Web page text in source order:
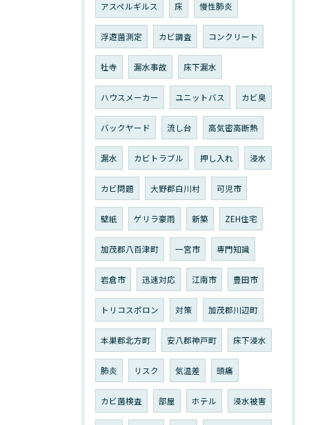
アスペルギルス 床 慢性肺炎
浮遊菌測定 カビ調査 コンクリート
社寺 漏水事故 床下漏水
ハウスメーカー ユニットバス カビ臭
バックヤード 流し台 高気密高断熱
漏水 カビトラブル 押し入れ 浸水
カビ問題 大野郡白川村 可児市
壁紙 ゲリラ豪雨 新築 ZEH住宅
加茂郡八百津町 一宮市 専門知識
岩倉市 迅速対応 江南市 豊田市
トリコスポロン 対策 加茂郡川辺町
本巣郡北方町 安八郡神戸町 床下浸水
肺炎 リスク 気温差 頭痛
カビ菌検査 部屋 ホテル 浸水被害